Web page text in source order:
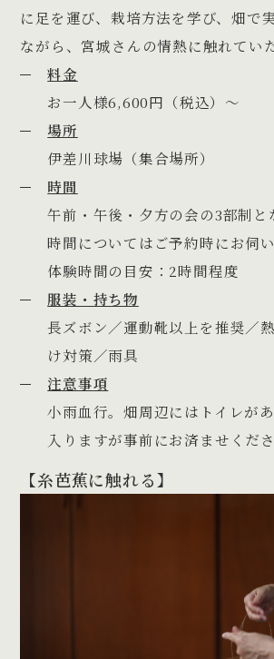
に足を運び、栽培方法を学び、畑で
ながら、宮城さんの情熱に触れてい
料金
お一人様6,600円（税込）〜
場所
伊差川球場（集合場所）
時間
午前・午後・夕方の会の3部制と
時間についてはご予約時にお伺
体験時間の目安：2時間程度
服装・持ち物
長ズボン／運動靴以上を推奨／
け対策／雨具
注意事項
小雨血行。畑周辺にはトイレが
入りますが事前にお済ませくださ
【糸芭蕉に触れる】